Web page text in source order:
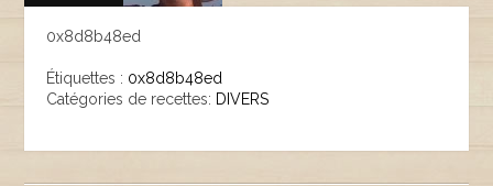
0x8d8b48ed
Étiquettes : 0x8d8b48ed
Catégories de recettes: DIVERS